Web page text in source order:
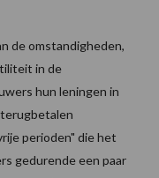
de omstandigheden,
in de
hun leningen in
perioden" die het
gedurende een paar